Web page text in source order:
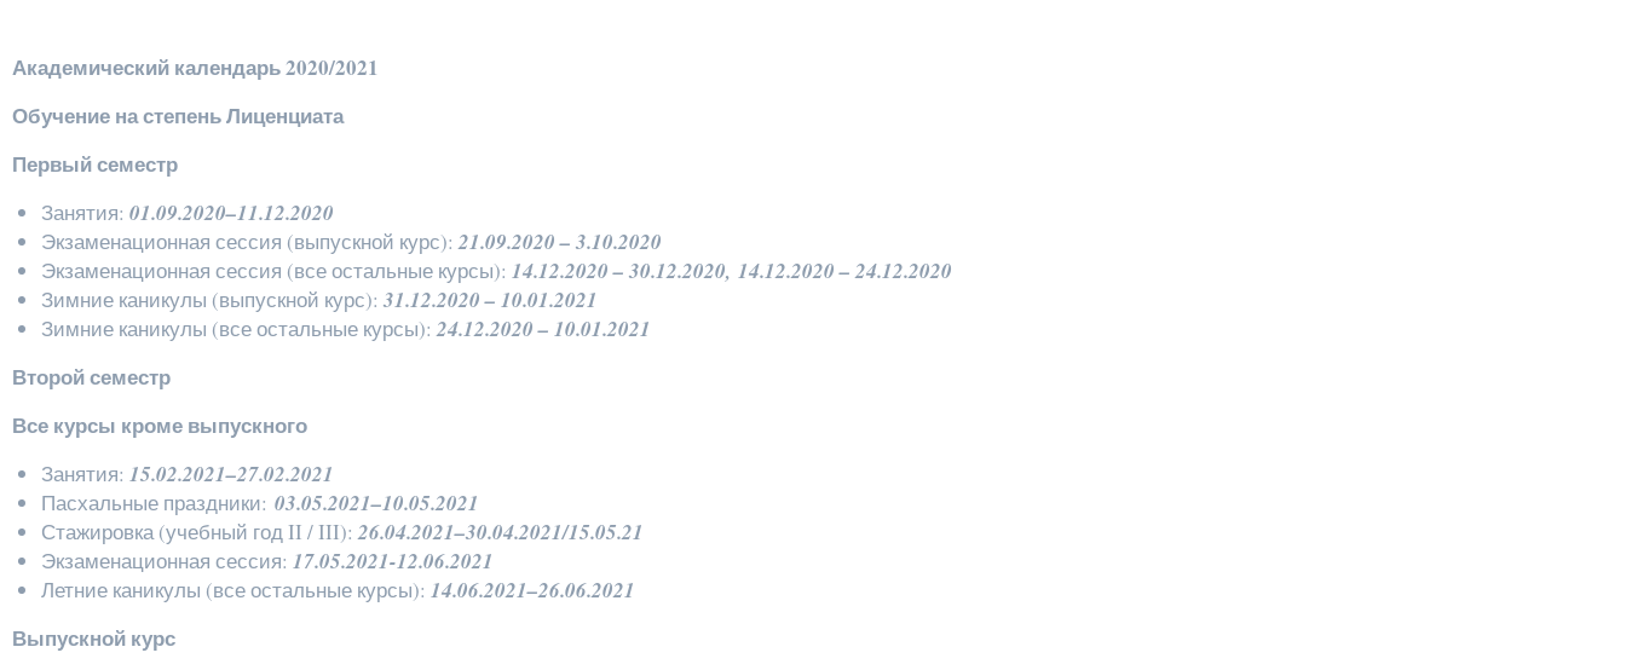
Академический календарь 2020/2021
Обучение на степень Лиценциата
Первый семестр
Занятия: 01.09.2020–11.12.2020
Экзаменационная сессия (выпускной курс): 21.09.2020 – 3.10.2020
Экзаменационная сессия (все остальные курсы): 14.12.2020 – 30.12.2020, 14.12.2020 – 24.12.2020
Зимние каникулы (выпускной курс): 31.12.2020 – 10.01.2021
Зимние каникулы (все остальные курсы): 24.12.2020 – 10.01.2021
Второй семестр
Все курсы кроме выпускного
Занятия: 15.02.2021–27.02.2021
Пасхальные праздники: 03.05.2021–10.05.2021
Стажировка (учебный год II / III): 26.04.2021–30.04.2021/15.05.21
Экзаменационная сессия: 17.05.2021-12.06.2021
Летние каникулы (все остальные курсы): 14.06.2021–26.06.2021
Выпускной курс